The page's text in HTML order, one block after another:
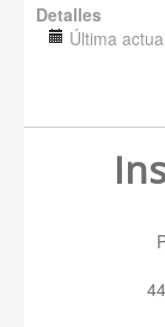
Detalles
Última